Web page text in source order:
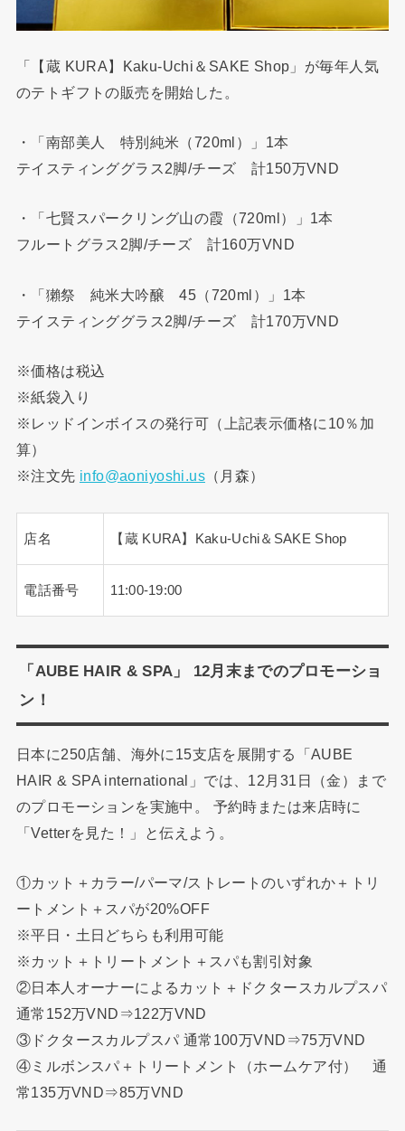
「【蔵 KURA】Kaku-Uchi＆SAKE Shop」が毎年人気
のテトギフトの販売を開始した。
・「南部美人 特別純米（720ml）」1本
テイスティンググラス2脚/チーズ 計150万VND
・「七賢スパークリング山の霞（720ml）」1本
フルートグラス2脚/チーズ 計160万VND
・「獺祭 純米大吟醸 45（720ml）」1本
テイスティンググラス2脚/チーズ 計170万VND
※価格は税込
※紙袋入り
※レッドインボイスの発行可（上記表示価格に10％加
算）
※注文先 info@aoniyoshi.us（月森）
店名 【蔵 KURA】Kaku-Uchi＆SAKE Shop
電話番号 11:00-19:00
「AUBE HAIR & SPA」 12月末までのプロモーショ
ン！
日本に250店舗、海外に15支店を展開する「AUBE
HAIR & SPA international」では、12月31日（金）まで
のプロモーションを実施中。 予約時または来店時に
「Vetterを見た！」と伝えよう。
①カット＋カラー/パーマ/ストレートのいずれか＋トリ
ートメント＋スパが20%OFF
※平日・土日どちらも利用可能
※カット＋トリートメント＋スパも割引対象
②日本人オーナーによるカット＋ドクタースカルプスパ
通常152万VND⇒122万VND
③ドクタースカルプスパ 通常100万VND⇒75万VND
④ミルボンスパ＋トリートメント（ホームケア付） 通
常135万VND⇒85万VND